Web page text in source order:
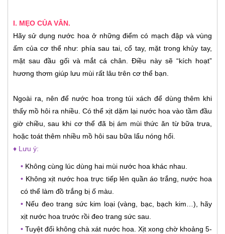
I. MẸO CỦA VÂN.
Hãy sử dụng nước hoa ở những điểm có mạch đập và vùng
ấm của cơ thể như: phía sau tai, cổ tay, mặt trong khủy tay,
mặt sau đầu gối và mắt cá chân. Điều này sẽ “kích hoạt”
hương thơm giúp lưu mùi rất lâu trên cơ thể bạn.
Ngoài ra, nên để nước hoa trong túi xách để dùng thêm khi
thấy mồ hôi ra nhiều. Có thể xịt dặm lại nước hoa vào tầm đầu
giờ chiều, sau khi cơ thể đã bị ám mùi thức ăn từ bữa trưa,
hoặc toát thêm nhiều mồ hôi sau bữa lẩu nóng hổi.
♦ Lưu ý:
• Không cùng lúc dùng hai mùi nước hoa khác nhau.
• Không xịt nước hoa trực tiếp lên quần áo trắng, nước hoa
có thể làm đồ trắng bị ố màu.
• Nếu đeo trang sức kim loại (vàng, bạc, bạch kim…), hãy
xịt nước hoa trước rồi đeo trang sức sau.
• Tuyệt đối không chà xát nước hoa. Xịt xong chờ khoảng 5-